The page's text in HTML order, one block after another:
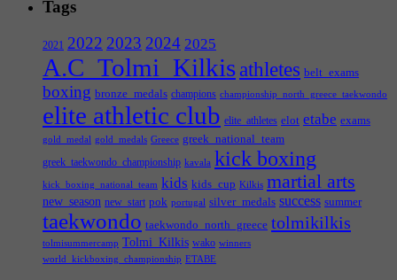
Tags
2021 2022 2023 2024 2025
A.C_Tolmi_Kilkis athletes belt_exams
boxing bronze_medals champions championship_north_greece_taekwondo
elite athletic club elite_athletes elot etabe exams
gold_medal gold_medals Greece greek_national_team
greek_taekwondo_championship kavala kick boxing
kick_boxing_national_team kids kids_cup Kilkis martial arts
new_season new_start pok portugal silver_medals success summer
taekwondo taekwondo_north_greece tolmikilkis
tolmisummercamp Tolmi_Kilkis wako winners
world_kickboxing_championship ΕΤΑΒΕ